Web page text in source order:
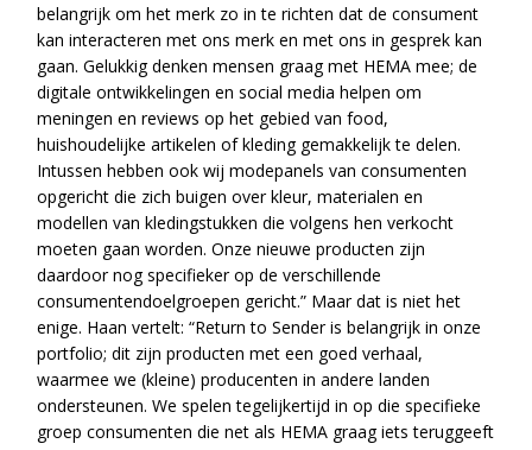
belangrijk om het merk zo in te richten dat de consument
kan interacteren met ons merk en met ons in gesprek kan
gaan. Gelukkig denken mensen graag met HEMA mee; de
digitale ontwikkelingen en social media helpen om
meningen en reviews op het gebied van food,
huishoudelijke artikelen of kleding gemakkelijk te delen.
Intussen hebben ook wij modepanels van consumenten
opgericht die zich buigen over kleur, materialen en
modellen van kledingstukken die volgens hen verkocht
moeten gaan worden. Onze nieuwe producten zijn
daardoor nog specifieker op de verschillende
consumentendoelgroepen gericht.” Maar dat is niet het
enige. Haan vertelt: “Return to Sender is belangrijk in onze
portfolio; dit zijn producten met een goed verhaal,
waarmee we (kleine) producenten in andere landen
ondersteunen. We spelen tegelijkertijd in op die specifieke
groep consumenten die net als HEMA graag iets teruggeeft